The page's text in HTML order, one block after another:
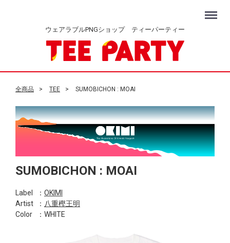
ウェアラブルPNGショップ ティーパーティー
Menu
全商品 TEE SUMOBICHON : MOAI
SUMOBICHON : MOAI
Label ： OKIMI
Artist
： 八重樫王明
Color
：WHITE